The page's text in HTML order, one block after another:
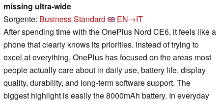
missing ultra-wide
Sorgente: Business Standard
EN→IT
After spending time with the OnePlus Nord CE6, it feels like a
phone that clearly knows its priorities. Instead of trying to
excel at everything, OnePlus has focused on the areas most
people actually care about in daily use, battery life, display
quality, durability, and long-term software support. The
biggest highlight is easily the 8000mAh battery. In everyday